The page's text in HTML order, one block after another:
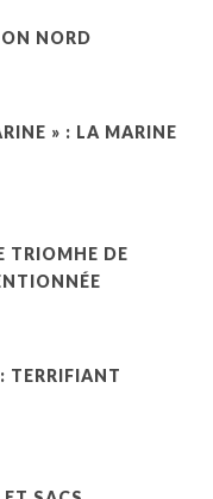
NORD
» : LA MARINE
TRIOMHE DE
TERRIFIANT